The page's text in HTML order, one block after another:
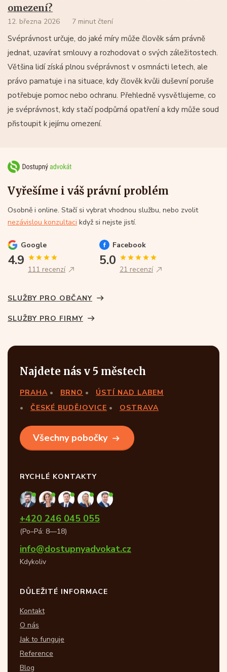
omezení?
12. března 2026 7 minut čtení
Svéprávnost určuje, do jaké míry může člověk sám právně
jednat, uzavírat smlouvy a rozhodovat o svých záležitostech.
Většina lidí získá plnou svéprávnost v osmnácti letech, ale
právo pamatuje i na situace, kdy člověk kvůli duševní poruše
potřebuje pomoc nebo ochranu. Přehledně vysvětlujeme, co
je svéprávnost, kdy stačí podpůrná opatření a kdy může soud
přistoupit k jejímu omezení.
Vyřešíme i váš právní problém
Osobně i online. Stačí si vybrat vhodnou službu, nebo zvolit
nezávislou konzultaci když si nejste jistí.
Google
4.9
111 recenzí
Facebook
5.0
21 recenzí
SLUŽBY PRO OBČANY
SLUŽBY PRO FIRMY
Najdete nás v 5 městech
PRAHA BRNO
ÚSTÍ NAD LABEM
ČESKÉ BUDĚJOVICE
OSTRAVA
Všechny pobočky
RYCHLÉ KONTAKTY
+420 246 045 055
(Po–Pá: 8—18)
info@dostupnyadvokat.cz
Kdykoliv
DŮLEŽITÉ INFORMACE
Kontakt
O nás
Jak to funguje
Reference
Blog